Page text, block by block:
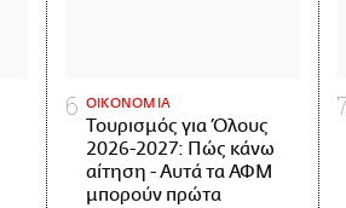
ΟΙΚΟΝΟΜΙΑ
Τουρισμός για Όλους
2026-2027: Πώς κάνω
αίτηση - Αυτά τα ΑΦΜ
μπορούν πρώτα